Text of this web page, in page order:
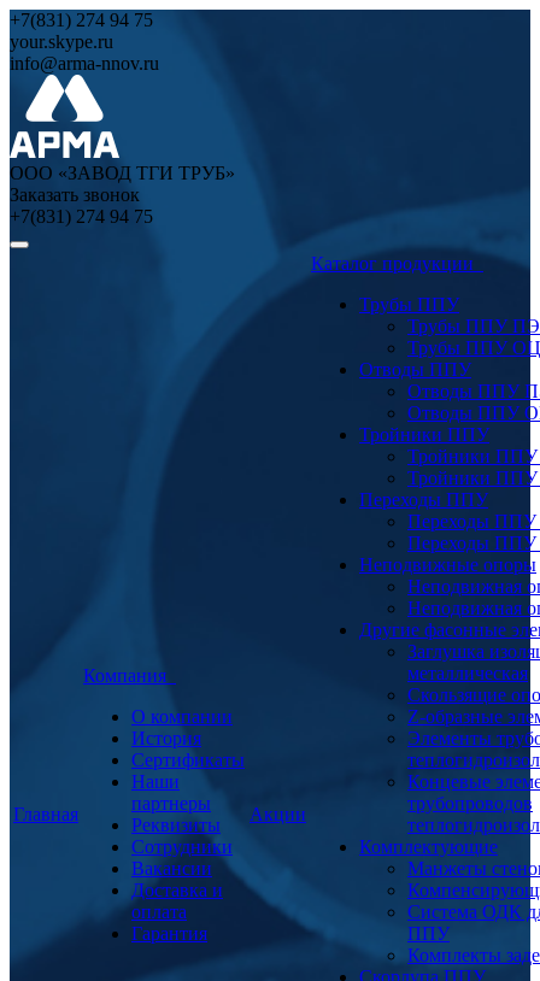
+7(831) 274 94 75
your.skype.ru
info@arma-nnov.ru
ООО «ЗАВОД ТГИ ТРУБ»
Заказать звонок
+7(831) 274 94 75
Главная
Компания
О компании
История
Сертификаты
Наши
партнеры
Реквизиты
Сотрудники
Вакансии
Доставка и
оплата
Гарантия
Акции
Каталог продукции
Трубы ППУ
Трубы ППУ ПЭ
Трубы ППУ ОЦ
Отводы ППУ
Отводы ППУ
Отводы ППУ
Тройники ППУ
Тройники
Тройники
Переходы ППУ
Переходы
Переходы
Неподвижные опоры
Неподвижная
Неподвижная
Другие фасонные
Заглушка
металлическая
Скользящие
Z-образные
Элементы
Концевые
трубопроводов
Комплектующие
Манжеты
Система ОДК
ППУ
Комплекты
Скорлупа ППУ